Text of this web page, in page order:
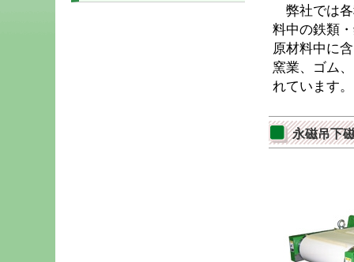
弊社では各
料中の鉄類
原材料中に
窯業、ゴム
れています。
永磁吊下